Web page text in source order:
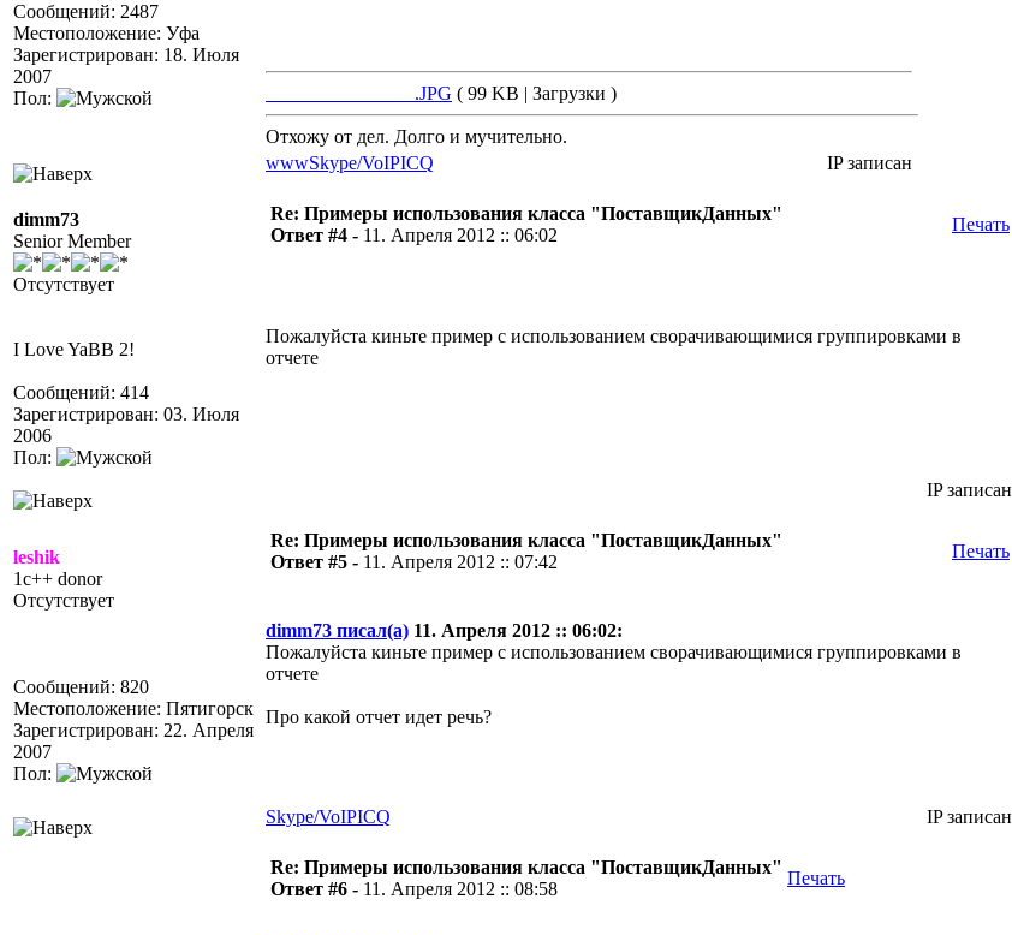
Сообщений: 2487
Местоположение: Уфа
Зарегистрирован: 18. Июля
2007
Пол:
_______________.JPG ( 99 KB | Загрузки )
Отхожу от дел. Долго и мучительно.
wwwSkype/VoIPICQ IP записан
dimm73
Senior Member
Отсутствует
I Love YaBB 2!
Сообщений: 414
Зарегистрирован: 03. Июля
2006
Пол:
Re: Примеры использования класса "ПоставщикДанных"
Ответ #4 - 11. Апреля 2012 :: 06:02
Печать
Пожалуйста киньте пример с использованием сворачивающимися группировками в
отчете
IP записан
leshik
1c++ donor
Отсутствует
Сообщений: 820
Местоположение: Пятигорск
Зарегистрирован: 22. Апреля
2007
Пол:
Re: Примеры использования класса "ПоставщикДанных"
Ответ #5 - 11. Апреля 2012 :: 07:42
Печать
dimm73 писал(а) 11. Апреля 2012 :: 06:02:
Пожалуйста киньте пример с использованием сворачивающимися группировками в
отчете
Про какой отчет идет речь?
Skype/VoIPICQ IP записан
Re: Примеры использования класса "ПоставщикДанных"
Ответ #6 - 11. Апреля 2012 :: 08:58
Печать